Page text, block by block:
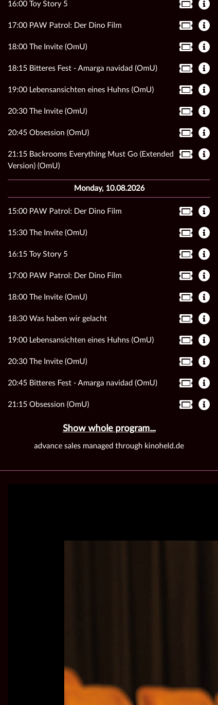
16:00 Toy Story 5
17:00 PAW Patrol: Der Dino Film
18:00 The Invite (OmU)
18:15 Bitteres Fest - Amarga navidad (OmU)
19:00 Lebensansichten eines Huhns (OmU)
20:30 The Invite (OmU)
20:45 Obsession (OmU)
21:15 Backrooms Everything Must Go (Extended
Version) (OmU)
Monday, 10.08.2026
15:00 PAW Patrol: Der Dino Film
15:30 The Invite (OmU)
16:15 Toy Story 5
17:00 PAW Patrol: Der Dino Film
18:00 The Invite (OmU)
18:30 Was haben wir gelacht
19:00 Lebensansichten eines Huhns (OmU)
20:30 The Invite (OmU)
20:45 Bitteres Fest - Amarga navidad (OmU)
21:15 Obsession (OmU)
Show whole program...
advance sales managed through kinoheld.de